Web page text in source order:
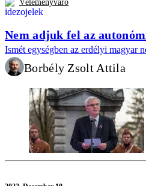
Véleményváró
Nem adjuk fel az
Ismét egységben az erdélyi magyar
Borbély Zsolt Attila